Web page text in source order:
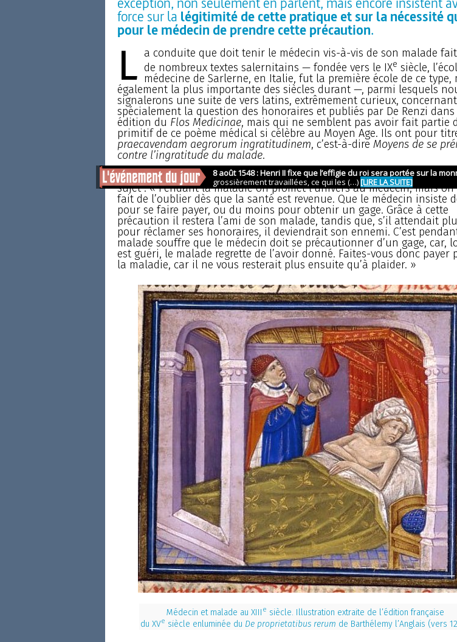
force sur la légitimité de cette pratique et sur la nécessité
pour le médecin de prendre cette précaution.
L a conduite que doit tenir le médecin vis-à-vis de son malade
de nombreux textes salernitains — fondée vers le IXe siècle,
médecine de Sarlerne, en Italie, fut la première école de ce type,
également la plus importante des siècles durant —, parmi lesquels
signalerons une suite de vers latins, extrêmement curieux, concernant
spécialement la question des honoraires et publiés par De Renzi dans
édition du Flos Medicinae, mais qui ne semblent pas avoir fait partie
primitif de ce poème médical si célèbre au Moyen Age. Ils ont pour
praecavendam aegrorum ingratitudinem, c’est-à-dire Moyens de se
contre l’ingratitude du malade.
Voici la traduction de ceux qui, dans leur naïve crudité, se rapportent
sujet : « Pendant la maladie on promet l’univers au médecin, mais on
fait de l’oublier dès que la santé est revenue. Que le médecin insiste
pour se faire payer, ou du moins pour obtenir un gage. Grâce à cette
précaution il restera l’ami de son malade, tandis que, s’il attendait
pour réclamer ses honoraires, il deviendrait son ennemi. C’est
malade souffre que le médecin doit se précautionner d’un gage, car,
est guéri, le malade regrette de l’avoir donné. Faites-vous donc payer
la maladie, car il ne vous resterait plus ensuite qu’à plaider. »
Médecin et malade au XIII e siècle. Illustration extraite de l’édition française
du XVe siècle enluminée du De proprietatibus rerum de Barthélemy l’Anglais (vers